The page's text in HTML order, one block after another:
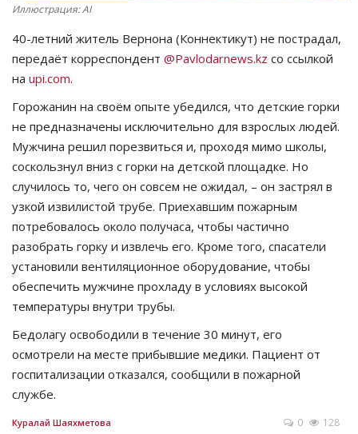
Курултай
Язык
Қазақша Русский
Иллюстрация: AI
40-летний житель Вернона (Коннектикут) не пострадал,
передаёт корреспондент @Pavlodarnews.kz со ссылкой
на upi.com.
Горожанин на своём опыте убедился, что детские горки
не предназначены исключительно для взрослых людей.
Мужчина решил порезвиться и, проходя мимо школы,
соскользнул вниз с горки на детской площадке. Но
случилось то, чего он совсем не ожидал, – он застрял в
узкой извилистой трубе. Приехавшим пожарным
потребовалось около получаса, чтобы частично
разобрать горку и извлечь его. Кроме того, спасатели
установили вентиляционное оборудование, чтобы
обеспечить мужчине прохладу в условиях высокой
температуры внутри трубы.
Бедолагу освободили в течение 30 минут, его
осмотрели на месте прибывшие медики. Пациент от
госпитализации отказался, сообщили в пожарной
службе.
Куралай Шаяхметова 0 128